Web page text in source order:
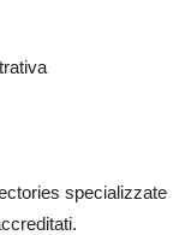
specializzate